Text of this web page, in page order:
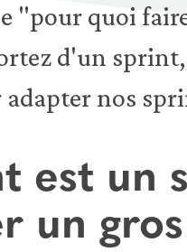
"pour quoi
d'un
adapter nos
est un
un